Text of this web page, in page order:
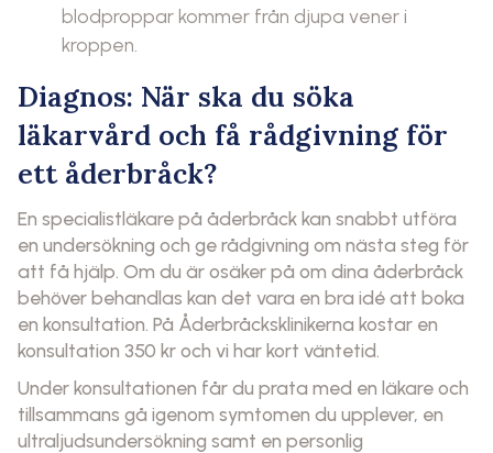
blodproppar kommer från djupa vener i
kroppen.
Diagnos: När ska du söka
läkarvård och få rådgivning för
ett åderbråck?
En specialistläkare på åderbråck kan snabbt utföra
en undersökning och ge rådgivning om nästa steg för
att få hjälp. Om du är osäker på om dina åderbråck
behöver behandlas kan det vara en bra idé att boka
en konsultation. På Åderbråcksklinikerna kostar en
konsultation 350 kr och vi har kort väntetid.
Under konsultationen får du prata med en läkare och
tillsammans gå igenom symtomen du upplever, en
ultraljudsundersökning samt en personlig